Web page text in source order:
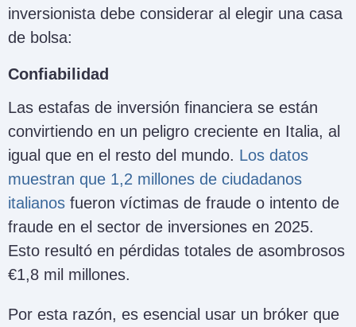
inversionista debe considerar al elegir una casa
de bolsa:
Confiabilidad
Las estafas de inversión financiera se están
convirtiendo en un peligro creciente en Italia, al
igual que en el resto del mundo. Los datos
muestran que 1,2 millones de ciudadanos
italianos fueron víctimas de fraude o intento de
fraude en el sector de inversiones en 2025.
Esto resultó en pérdidas totales de asombrosos
€1,8 mil millones.
Por esta razón, es esencial usar un bróker que